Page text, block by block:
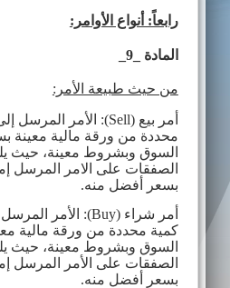
رابعاً: أنواع الأوامر:
المادة _9_
من حيث طبيعة الأمر:
أمر بيع (Sell): الأمر المرسل
محددة من ورقة مالية معينة
السوق وبشروط معينة، حيث
الصفقات على الامر المرسل
بسعر أفضل منه.
أمر شراء (Buy): الأمر
كمية محددة من ورقة مالية
السوق وبشروط معينة، حيث
الصفقات على الأمر المرسل
بسعر أفضل منه.